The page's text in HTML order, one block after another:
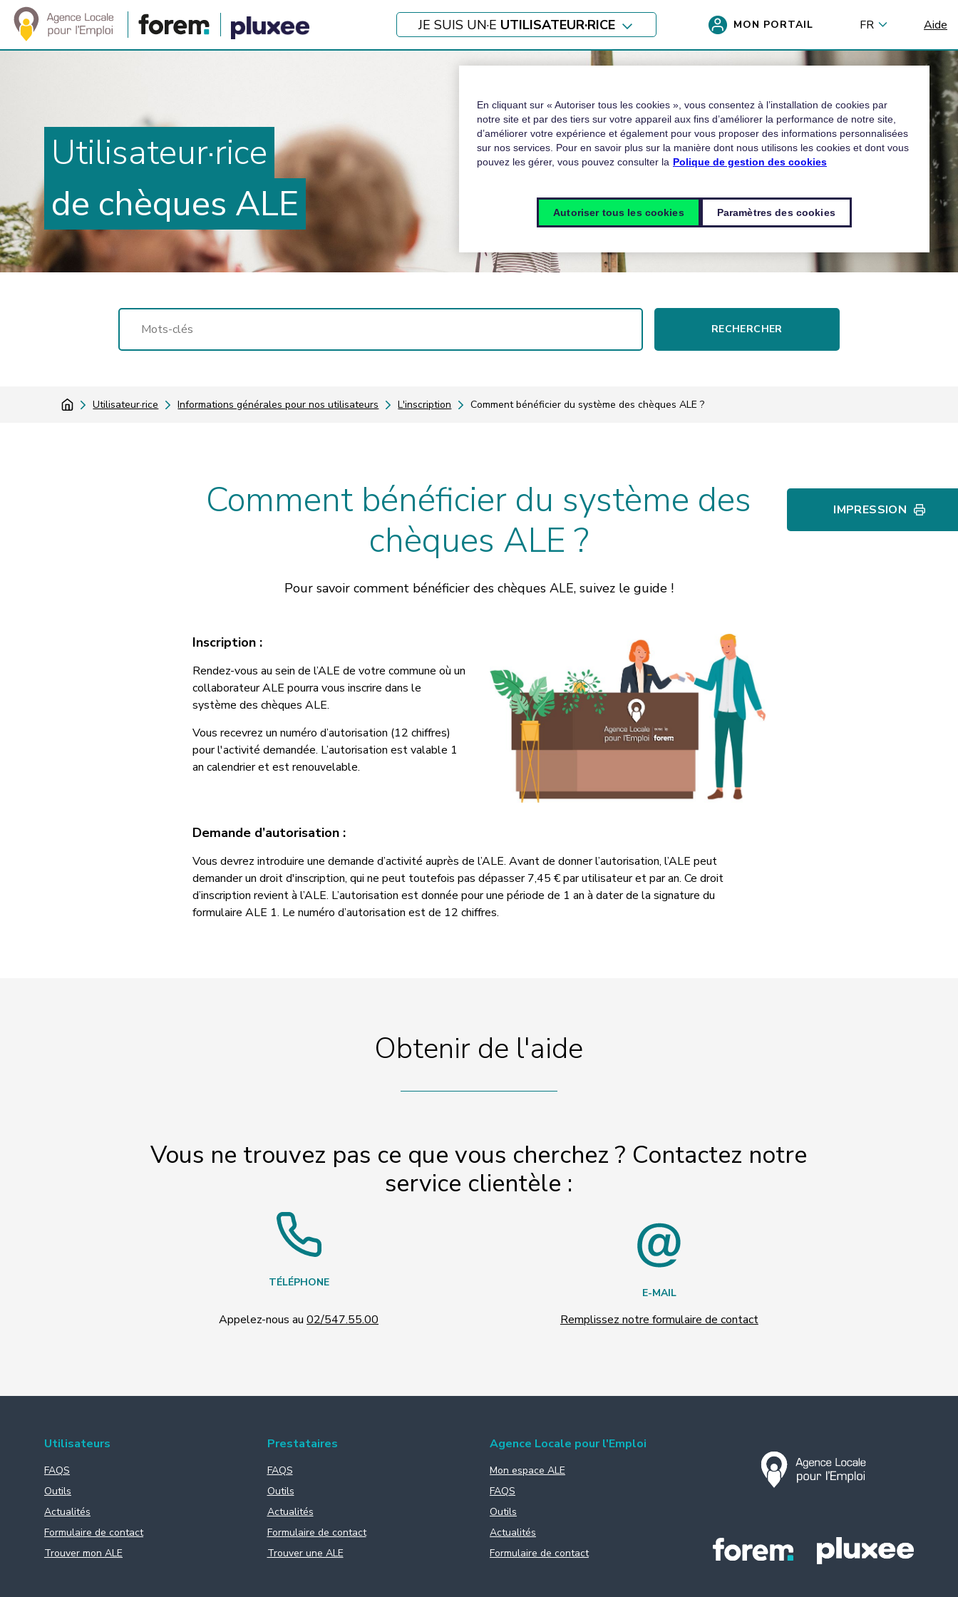
JE SUIS UN·E UTILISATEUR·RICE MON PORTAIL FR Aide
Utilisateur·rice
de chèques ALE
RECHERCHER
Utilisateur·rice Informations générales pour nos utilisateurs L'inscription Comment bénéficier du système des chèques ALE ?
Comment bénéficier du système des
chèques ALE ?
Pour savoir comment bénéficier des chèques ALE, suivez le guide !
Inscription :
Rendez-vous au sein de l’ALE de votre commune où un
collaborateur ALE pourra vous inscrire dans le
système des chèques ALE.
Vous recevrez un numéro d’autorisation (12 chiffres)
pour l'activité demandée. L’autorisation est valable 1
an calendrier et est renouvelable.
Demande d’autorisation :
Vous devrez introduire une demande d’activité auprès de l’ALE. Avant de donner l’autorisation, l’ALE peut
demander un droit d'inscription, qui ne peut toutefois pas dépasser 7,45 € par utilisateur et par an. Ce droit
d’inscription revient à l’ALE. L’autorisation est donnée pour une période de 1 an à dater de la signature du
formulaire ALE 1. Le numéro d’autorisation est de 12 chiffres.
IMPRESSION
Obtenir de l'aide
Vous ne trouvez pas ce que vous cherchez ? Contactez notre
service clientèle :
TÉLÉPHONE
Appelez-nous au02/547.55.00
E-MAIL
Remplissez notre formulaire de contact
Utilisateurs
FAQS
Outils
Actualités
Formulaire de contact
Trouver mon ALE
Prestataires
FAQS
Outils
Actualités
Formulaire de contact
Trouver une ALE
Agence Locale pour l'Emploi
Mon espace ALE
FAQS
Outils
Actualités
Formulaire de contact
En cliquant sur « Autoriser tous les cookies », vous consentez à l’installation de cookies par
notre site et par des tiers sur votre appareil aux fins d’améliorer la performance de notre site,
d’améliorer votre expérience et également pour vous proposer des informations personnalisées
sur nos services. Pour en savoir plus sur la manière dont nous utilisons les cookies et dont vous
pouvez les gérer, vous pouvez consulter la Polique de gestion des cookies
Paramètres des cookies
Autoriser tous les cookies